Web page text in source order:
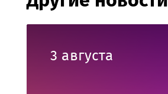
3 августа